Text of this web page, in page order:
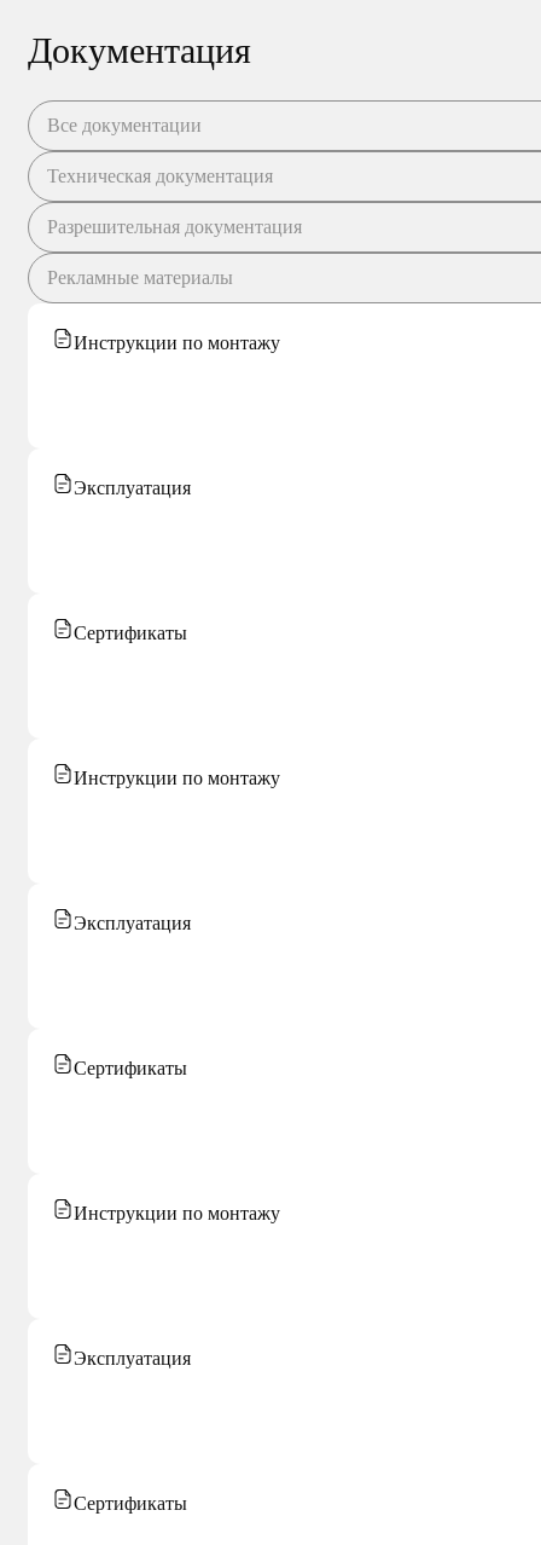
Документация
Все документации
Техническая документация
Разрешительная документация
Рекламные материалы
Инструкции по монтажу
Эксплуатация
Сертификаты
Инструкции по монтажу
Эксплуатация
Сертификаты
Инструкции по монтажу
Эксплуатация
Сертификаты